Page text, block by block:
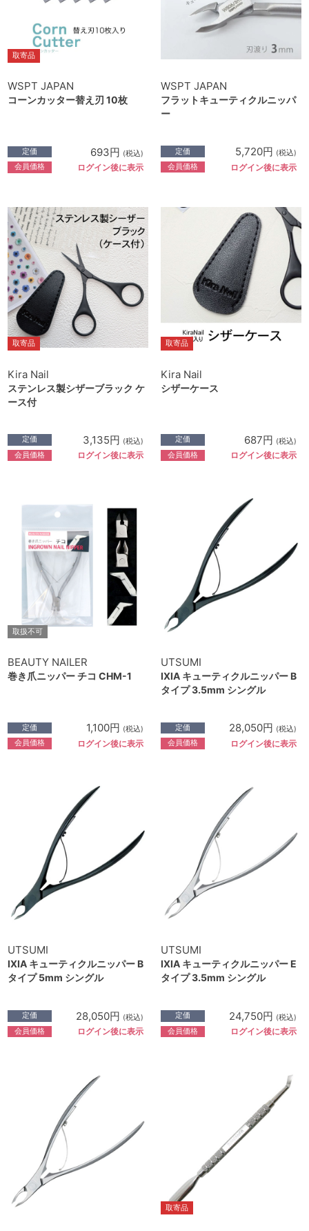
取寄品
WSPT JAPAN
コーンカッター替え刃 10枚
定価 693円 (税込)
会員価格 ログイン後に表示
WSPT JAPAN
フラットキューティクルニッパ
ー
定価 5,720円 (税込)
会員価格 ログイン後に表示
取寄品
Kira Nail
ステンレス製シザーブラック ケ
ース付
定価 3,135円 (税込)
会員価格 ログイン後に表示
取寄品
Kira Nail
シザーケース
定価 687円 (税込)
会員価格 ログイン後に表示
取扱不可
BEAUTY NAILER
巻き爪ニッパー チコ CHM-1
定価 1,100円 (税込)
会員価格 ログイン後に表示
UTSUMI
IXIA キューティクルニッパー B
タイプ 3.5mm シングル
定価 28,050円 (税込)
会員価格 ログイン後に表示
UTSUMI
IXIA キューティクルニッパー B
タイプ 5mm シングル
定価 28,050円 (税込)
会員価格 ログイン後に表示
UTSUMI
IXIA キューティクルニッパー E
タイプ 3.5mm シングル
定価 24,750円 (税込)
会員価格 ログイン後に表示
取寄品